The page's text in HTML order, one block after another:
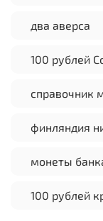
два аверса
100 рублей
справочник
финляндия
монеты
100 рублей